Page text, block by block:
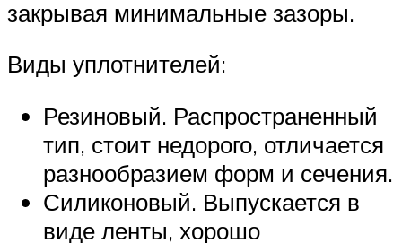
закрывая минимальные зазоры.
Виды уплотнителей:
Резиновый. Распространенный
тип, стоит недорого, отличается
разнообразием форм и сечения.
Силиконовый. Выпускается в
виде ленты, хорошо